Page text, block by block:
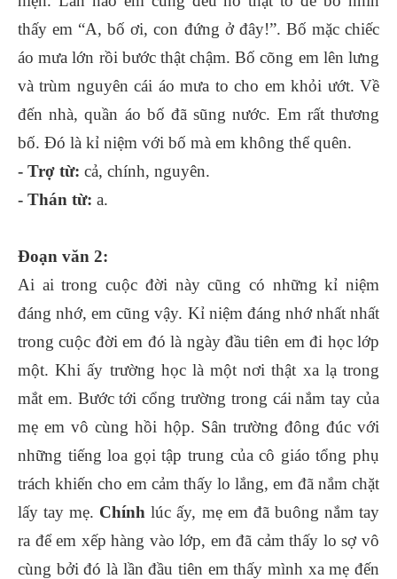
thấy em “A, bố ơi, con đứng ở đây!”. Bố mặc chiếc
áo mưa lớn rồi bước thật chậm. Bố cõng em lên lưng
và trùm nguyên cái áo mưa to cho em khỏi ướt. Về
đến nhà, quần áo bố đã sũng nước. Em rất thương
bố. Đó là kỉ niệm với bố mà em không thể quên.
- Trợ từ: cả, chính, nguyên.
- Thán từ: a.
Đoạn văn 2:
Ai ai trong cuộc đời này cũng có những kỉ niệm
đáng nhớ, em cũng vậy. Kỉ niệm đáng nhớ nhất nhất
trong cuộc đời em đó là ngày đầu tiên em đi học lớp
một. Khi ấy trường học là một nơi thật xa lạ trong
mắt em. Bước tới cổng trường trong cái nắm tay của
mẹ em vô cùng hồi hộp. Sân trường đông đúc với
những tiếng loa gọi tập trung của cô giáo tổng phụ
trách khiến cho em cảm thấy lo lắng, em đã nắm chặt
lấy tay mẹ. Chính lúc ấy, mẹ em đã buông nắm tay
ra để em xếp hàng vào lớp, em đã cảm thấy lo sợ vô
cùng bởi đó là lần đầu tiên em thấy mình xa mẹ đến